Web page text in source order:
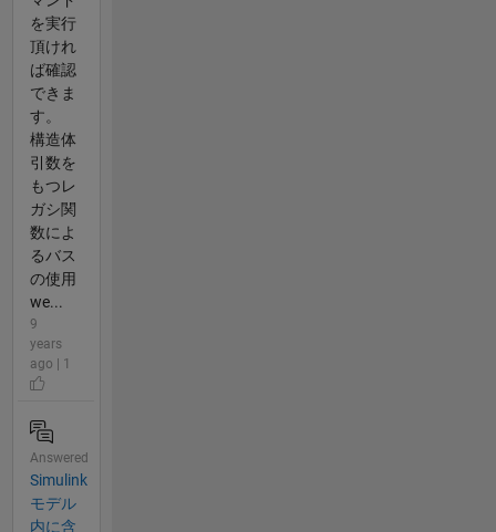
を実行
頂けれ
ば確認
できま
す。
構造体
引数を
もつレ
ガシ関
数によ
るバス
の使用
we...
9
years
ago | 1
Answered
Simulink
モデル
内に含